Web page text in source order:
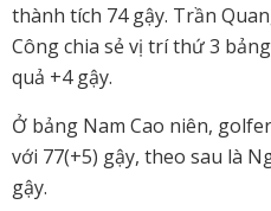
thành tích 74 gậy. Trần
Công chia sẻ vị trí thứ 3
quả +4 gậy.
Ở bảng Nam Cao niên,
với 77(+5) gậy, theo sau là
gậy.